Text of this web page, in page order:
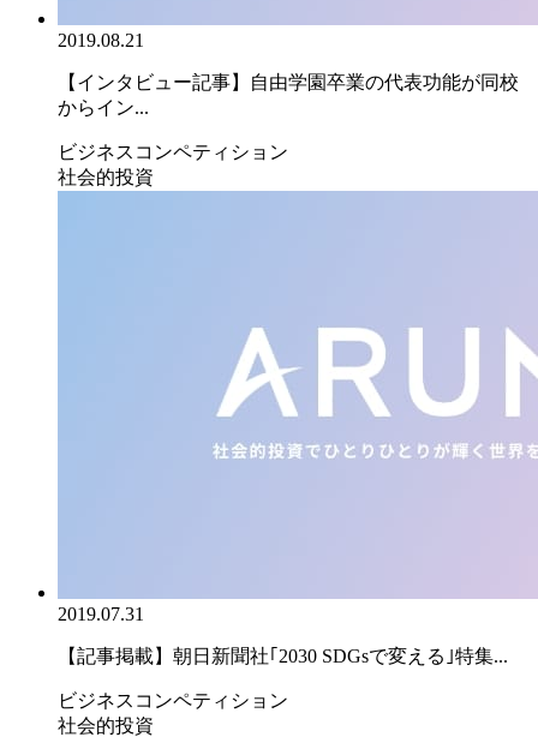
2019.08.21
【インタビュー記事】自由学園卒業の代表功能が同校
からイン...
ビジネスコンペティション
社会的投資
2019.07.31
【記事掲載】朝日新聞社｢2030 SDGsで変える｣特集...
ビジネスコンペティション
社会的投資